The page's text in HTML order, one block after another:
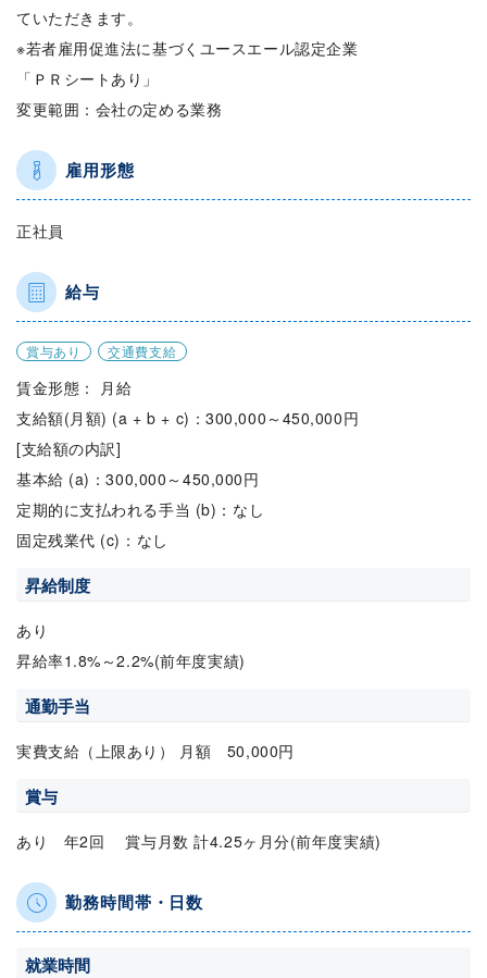
ていただきます。
※若者雇用促進法に基づくユースエール認定企業
「ＰＲシートあり」
変更範囲：会社の定める業務
雇用形態
正社員
給与
賞与あり 交通費支給
賃金形態： 月給
支給額(月額) (a + b + c)：300,000～450,000円
[支給額の内訳]
基本給 (a)：300,000～450,000円
定期的に支払われる手当 (b)：なし
固定残業代 (c)：なし
昇給制度
あり
昇給率1.8%～2.2%(前年度実績)
通勤手当
実費支給（上限あり） 月額 50,000円
賞与
あり 年2回 賞与月数 計4.25ヶ月分(前年度実績)
勤務時間帯・日数
就業時間